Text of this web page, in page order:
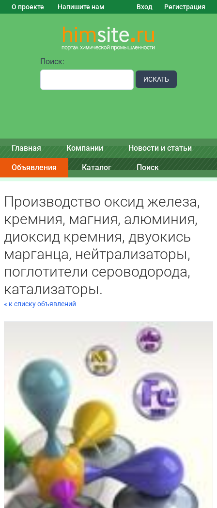
О проекте Напишите нам Вход Регистрация
Поиск:
ИСКАТЬ
Главная Компании Новости и статьи
Объявления Каталог Поиск
Производство оксид железа,
кремния, магния, алюминия,
диоксид кремния, двуокись
марганца, нейтрализаторы,
поглотители сероводорода,
катализаторы.
« к списку объявлений